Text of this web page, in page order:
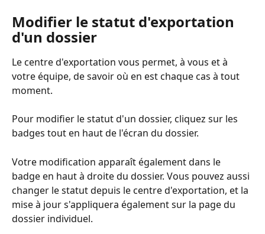
Modifier le statut d'exportation
d'un dossier
Le centre d'exportation vous permet, à vous et à
votre équipe, de savoir où en est chaque cas à tout
moment.
Pour modifier le statut d'un dossier, cliquez sur les
badges tout en haut de l'écran du dossier.
Votre modification apparaît également dans le
badge en haut à droite du dossier. Vous pouvez aussi
changer le statut depuis le centre d'exportation, et la
mise à jour s'appliquera également sur la page du
dossier individuel.